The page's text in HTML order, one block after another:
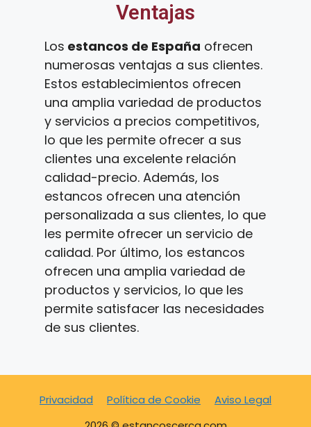
Ventajas
Los estancos de España ofrecen
numerosas ventajas a sus clientes.
Estos establecimientos ofrecen
una amplia variedad de productos
y servicios a precios competitivos,
lo que les permite ofrecer a sus
clientes una excelente relación
calidad-precio. Además, los
estancos ofrecen una atención
personalizada a sus clientes, lo que
les permite ofrecer un servicio de
calidad. Por último, los estancos
ofrecen una amplia variedad de
productos y servicios, lo que les
permite satisfacer las necesidades
de sus clientes.
Privacidad Política de Cookie
Aviso Legal